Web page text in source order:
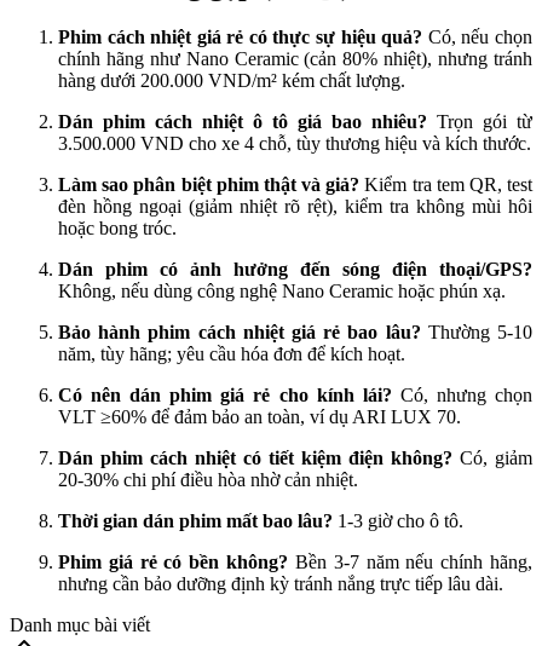
Phim cách nhiệt giá rẻ có thực sự hiệu quả? Có, nếu chọn
chính hãng như Nano Ceramic (cản 80% nhiệt), nhưng tránh
hàng dưới 200.000 VND/m² kém chất lượng.
Dán phim cách nhiệt ô tô giá bao nhiêu? Trọn gói từ
3.500.000 VND cho xe 4 chỗ, tùy thương hiệu và kích thước.
Làm sao phân biệt phim thật và giả? Kiểm tra tem QR, test
đèn hồng ngoại (giảm nhiệt rõ rệt), kiểm tra không mùi hôi
hoặc bong tróc.
Dán phim có ảnh hưởng đến sóng điện thoại/GPS?
Không, nếu dùng công nghệ Nano Ceramic hoặc phún xạ.
Bảo hành phim cách nhiệt giá rẻ bao lâu? Thường 5-10
năm, tùy hãng; yêu cầu hóa đơn để kích hoạt.
Có nên dán phim giá rẻ cho kính lái? Có, nhưng chọn
VLT ≥60% để đảm bảo an toàn, ví dụ ARI LUX 70.
Dán phim cách nhiệt có tiết kiệm điện không? Có, giảm
20-30% chi phí điều hòa nhờ cản nhiệt.
Thời gian dán phim mất bao lâu? 1-3 giờ cho ô tô.
Phim giá rẻ có bền không? Bền 3-7 năm nếu chính hãng,
nhưng cần bảo dưỡng định kỳ tránh nắng trực tiếp lâu dài.
Danh mục bài viết